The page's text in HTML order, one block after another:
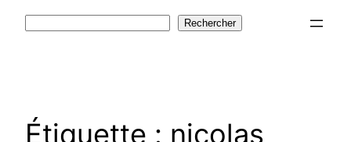
Rechercher
Étiquette : nicolas